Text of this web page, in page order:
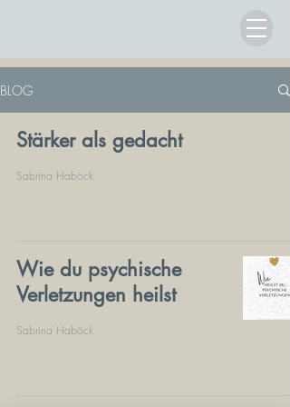
BLOG
Stärker als gedacht
Sabrina Haböck
Wie du psychische
Verletzungen heilst
Sabrina Haböck